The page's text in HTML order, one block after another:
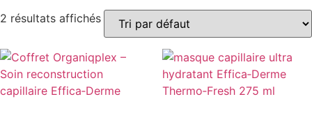
2 résultats affichés